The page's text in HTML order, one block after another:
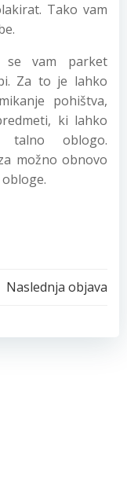
Tako vam
vam parket
Za to je lahko
pohištva,
ki lahko
talno oblogo.
možno obnovo
Naslednja objava